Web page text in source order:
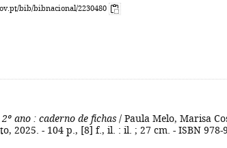
bib/bibnacional/2230480
ano : caderno de fichas / Paula Melo, Marisa
2025. - 104 p., [8] f., il. : il. ; 27 cm. - ISBN 978-